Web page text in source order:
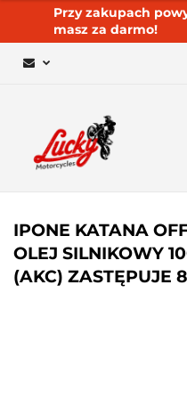
Przy zakupach
masz za darmo!
IPONE KATANA
OLEJ SILNIKOWY
(AKC) ZASTĘPUJE